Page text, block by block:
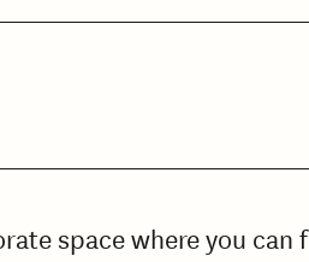
space where you can